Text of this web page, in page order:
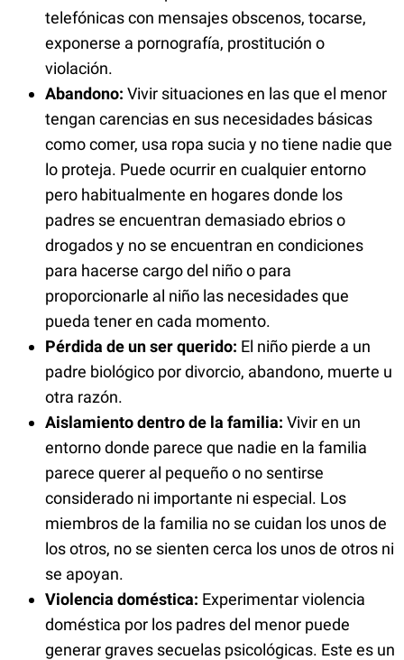
telefónicas con mensajes obscenos, tocarse,
exponerse a pornografía, prostitución o
violación.
Abandono: Vivir situaciones en las que el menor
tengan carencias en sus necesidades básicas
como comer, usa ropa sucia y no tiene nadie que
lo proteja. Puede ocurrir en cualquier entorno
pero habitualmente en hogares donde los
padres se encuentran demasiado ebrios o
drogados y no se encuentran en condiciones
para hacerse cargo del niño o para
proporcionarle al niño las necesidades que
pueda tener en cada momento.
Pérdida de un ser querido: El niño pierde a un
padre biológico por divorcio, abandono, muerte u
otra razón.
Aislamiento dentro de la familia: Vivir en un
entorno donde parece que nadie en la familia
parece querer al pequeño o no sentirse
considerado ni importante ni especial. Los
miembros de la familia no se cuidan los unos de
los otros, no se sienten cerca los unos de otros ni
se apoyan.
Violencia doméstica: Experimentar violencia
doméstica por los padres del menor puede
generar graves secuelas psicológicas. Este es un